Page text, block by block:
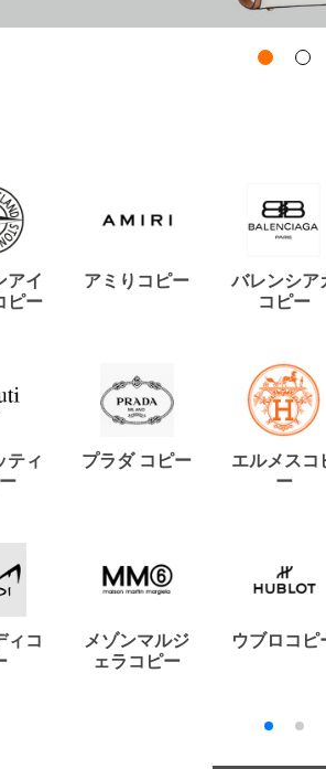
アイ
ピー
アミりコピー
バレンシア
コピー
ティ
プラダ コピー
エルメスコ
ー
ィコ
メゾンマルジ
ェラコピー
ウブロコピ